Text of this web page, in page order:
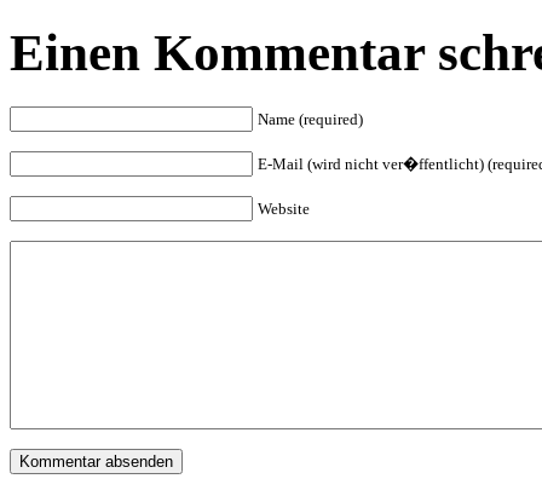
Einen Kommentar
Name (required)
E-Mail (wird nicht ver�ffentlicht)
Website